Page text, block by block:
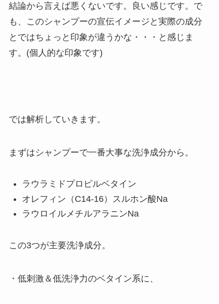
結論から言えば悪くないです。良い感じです。で
も、このシャンプーの宣伝イメージと実際の成分
とではちょっと印象が違うかな・・・と感じま
す。(個人的な印象です)
では解析していきます。
まずはシャンプーで一番大事な洗浄成分から。
ラウラミドプロピルベタイン
オレフィン（C14-16）スルホン酸Na
ラウロイルメチルアラニンNa
この3つが主要洗浄成分。
・低刺激＆低洗浄力のベタイン系に、